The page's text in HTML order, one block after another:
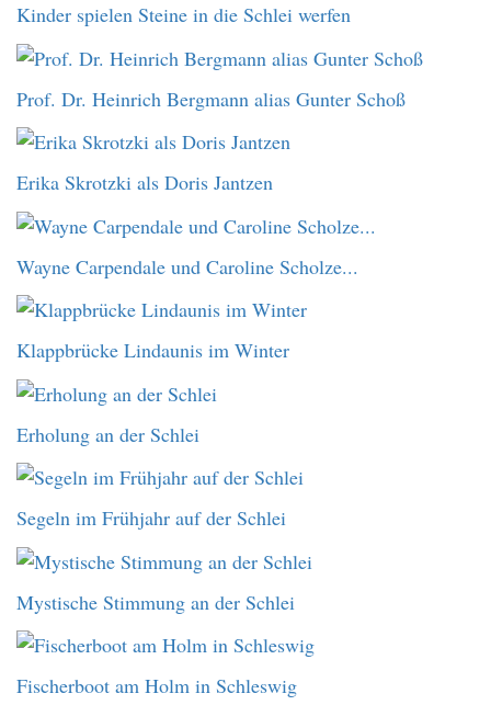
Kinder spielen Steine in die Schlei werfen
Prof. Dr. Heinrich Bergmann alias Gunter Schoß
Erika Skrotzki als Doris Jantzen
Wayne Carpendale und Caroline Scholze...
Klappbrücke Lindaunis im Winter
Erholung an der Schlei
Segeln im Frühjahr auf der Schlei
Mystische Stimmung an der Schlei
Fischerboot am Holm in Schleswig